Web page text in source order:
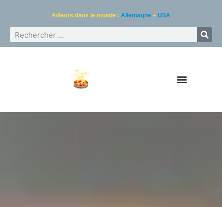
Ailleurs dans le monde : Allemagne – USA